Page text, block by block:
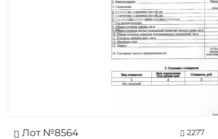
Лот №8564 2277